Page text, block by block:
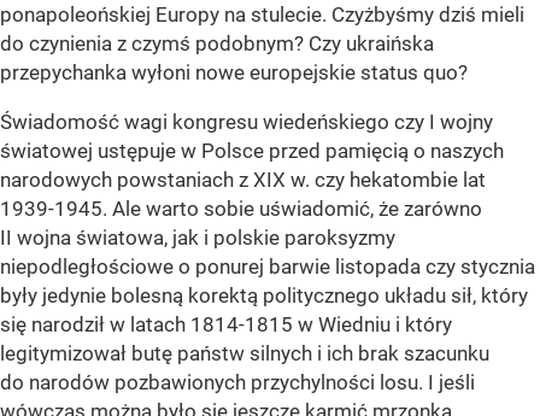
ponapoleońskiej Europy na stulecie. Czyżbyśmy dziś mieli
do czynienia z czymś podobnym? Czy ukraińska
przepychanka wyłoni nowe europejskie status quo?
Świadomość wagi kongresu wiedeńskiego czy I wojny
światowej ustępuje w Polsce przed pamięcią o naszych
narodowych powstaniach z XIX w. czy hekatombie lat
1939-1945. Ale warto sobie uświadomić, że zarówno
II wojna światowa, jak i polskie paroksyzmy
niepodległościowe o ponurej barwie listopada czy stycznia
były jedynie bolesną korektą politycznego układu sił, który
się narodził w latach 1814-1815 w Wiedniu i który
legitymizował butę państw silnych i ich brak szacunku
do narodów pozbawionych przychylności losu. I jeśli